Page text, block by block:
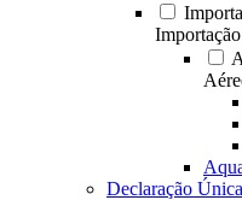
Importação
Declaração